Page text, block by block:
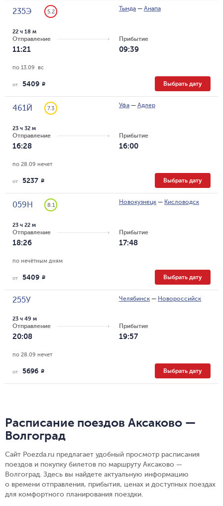
235Э 5.2 Тында — Анапа
Отправление
11:21
22 ч 18 м
Прибытие
09:39
по 13.09  вс
от 5409 R Выбрать дату
461Й 7.3 Уфа — Адлер
Отправление
16:28
23 ч 32 м
Прибытие
16:00
по 28.09 нечет
от 5237 R Выбрать дату
059Н 8.1 Новокузнецк — Кисловодск
Отправление
18:26
23 ч 22 м
Прибытие
17:48
по нечётным дням
от 5409 R Выбрать дату
255У Челябинск — Новороссийск
Отправление
20:08
23 ч 49 м
Прибытие
19:57
по 28.09 нечет
от 5696 R Выбрать дату
Расписание поездов Аксаково —
Волгоград
Сайт Poezda.ru предлагает удобный просмотр расписания
поездов и покупку билетов по маршруту Аксаково —
Волгоград. Здесь вы найдете актуальную информацию
о времени отправления, прибытия, ценах и доступных поездах
для комфортного планирования поездки.